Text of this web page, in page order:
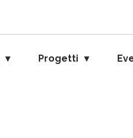
Progetti